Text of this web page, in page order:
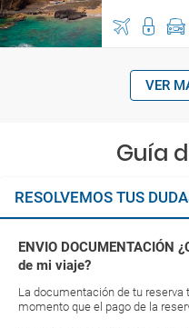
VER
Guía
RESOLVEMOS TUS
ENVIO DOCUMENTACIÓN
de mi viaje?
La documentación de tu reserva
momento que el pago de la